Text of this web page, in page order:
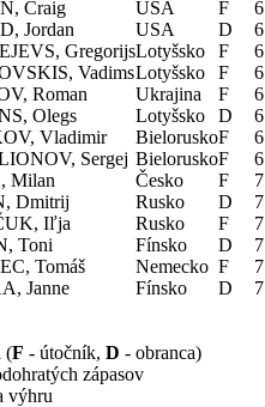
Craig USA F
6
Jordan USA D
6
GregorijsLotyšsko F
6
VadimsLotyšsko F
6
Roman Ukrajina F
6
Olegs Lotyšsko D
6
Vladimir BieloruskoF
6
Sergej BieloruskoF
6
Milan Česko F
7
Dmitrij Rusko D
7
Iľja Rusko F
7
Toni Fínsko D
7
Tomáš Nemecko F
7
Janne Fínsko D 7
(F - útočník, D - obranca)
zápasov
výhru